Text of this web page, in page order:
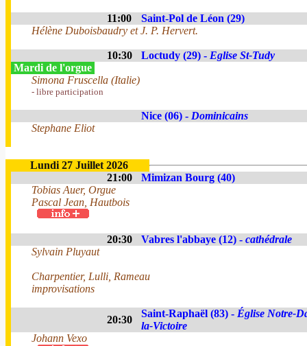
11:00
Saint-Pol de Léon (29)
Hélène Duboisbaudry et J. P. Hervert.
10:30 Loctudy (29) - Eglise St-Tudy
Mardi de l'orgue
Simona Fruscella (Italie)
- libre participation
Nice (06) - Dominicains
Stephane Eliot
Lundi 27 Juillet 2026
21:00
Mimizan Bourg (40)
Tobias Auer, Orgue
Pascal Jean, Hautbois
20:30 Vabres l'abbaye (12) - cathédrale
Sylvain Pluyaut
Charpentier, Lulli, Rameau
improvisations
20:30
Saint-Raphaël (83) - Église Notre-
la-Victoire
Johann Vexo